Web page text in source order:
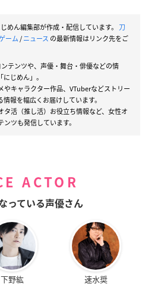
めん編集部が作成・配信しています。 刀
ゲーム/ニュース の最新情報はリンク先をご
テンツや、声優・舞台・俳優などの情
じめん」。
キャラクター作品、VTuberなどストリー
報を幅広くお届けしています。
活（推し活）お役立ち情報など、女性オ
ツも発信しています。
ACTOR
っている声優さん
下野紘 速水奨